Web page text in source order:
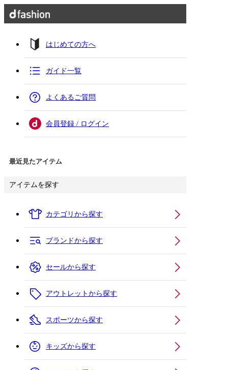
はじめての方へ
ガイド一覧
よくあるご質問
会員登録 / ログイン
最近見たアイテム
アイテムを探す
カテゴリから探す
ブランドから探す
セールから探す
アウトレットから探す
スポーツから探す
キッズから探す